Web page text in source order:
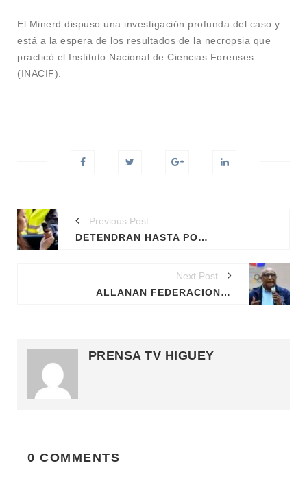
El Minerd dispuso una investigación profunda del caso y
está a la espera de los resultados de la necropsia que
practicó el Instituto Nacional de Ciencias Forenses
(INACIF).
Previous Post
DETENDRÁN HASTA POR 4 HORAS A CONDUCTORES QUE DEN POSITIVO A PRUEBAS DE ALCOHOL
Next Post
ALLANAN FEDERACIÓN DE PENTATLÓN Y APRESAN A SU PRESIDENTE
PRENSA TV HIGUEY
0 COMMENTS